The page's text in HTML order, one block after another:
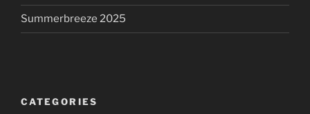
Summerbreeze 2025
CATEGORIES